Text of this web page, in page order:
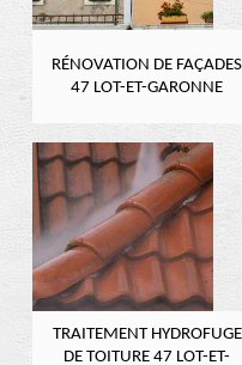
RÉNOVATION DE FAÇADES
47 LOT-ET-GARONNE
TRAITEMENT HYDROFUGE
DE TOITURE 47 LOT-ET-